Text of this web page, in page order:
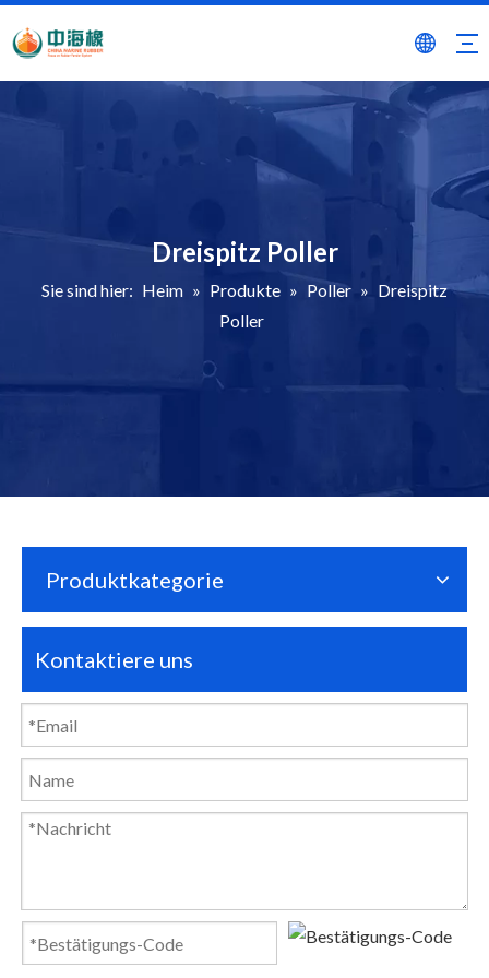
Dreispitz Poller
Sie sind hier: Heim » Produkte » Poller » Dreispitz
Poller
Produktkategorie
Kontaktiere uns